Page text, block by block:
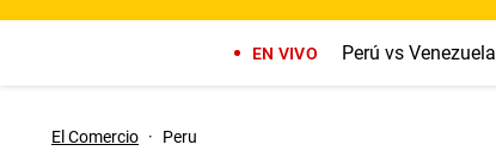
EN VIVO Perú vs Venezuela
El Comercio · Peru